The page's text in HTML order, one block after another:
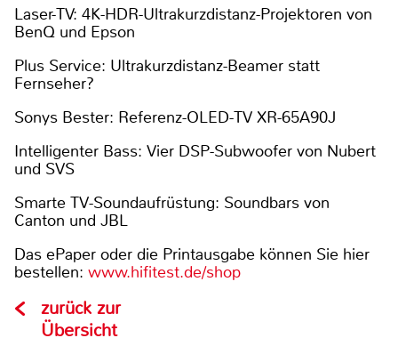
Laser-TV: 4K-HDR-Ultrakurzdistanz-Projektoren von
BenQ und Epson
Plus Service: Ultrakurzdistanz-Beamer statt
Fernseher?
Sonys Bester: Referenz-OLED-TV XR-65A90J
Intelligenter Bass: Vier DSP-Subwoofer von Nubert
und SVS
Smarte TV-Soundaufrüstung: Soundbars von
Canton und JBL
Das ePaper oder die Printausgabe können Sie hier
bestellen: www.hifitest.de/shop
zurück zur
Übersicht